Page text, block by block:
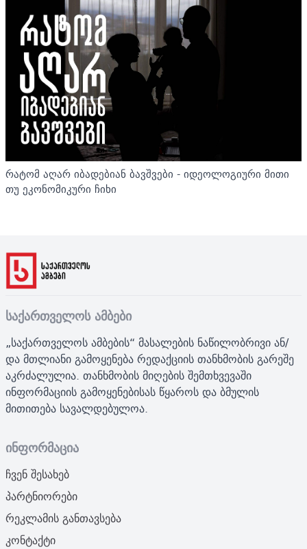
რატომ აღარ იბადებიან ბავშვები - იდეოლოგიური მითი
თუ ეკონომიკური ჩიხი
საქართველოს ამბები
„საქართველოს ამბების“ მასალების ნაწილობრივი ან/
და მთლიანი გამოყენება რედაქციის თანხმობის გარეშე
აკრძალულია. თანხმობის მიღების შემთხვევაში
ინფორმაციის გამოყენებისას წყაროს და ბმულის
მითითება სავალდებულოა.
ინფორმაცია
ჩვენ შესახებ
პარტნიორები
რეკლამის განთავსება
კონტაქტი